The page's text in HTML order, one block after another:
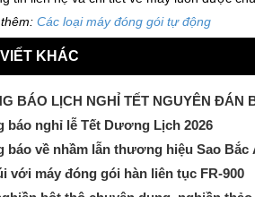
Các loại máy đóng gói tự động
KHÁC
BÁO LỊCH NGHỈ TẾT NGUYÊN ĐÁN
báo nghỉ lễ Tết Dương Lịch 2026
báo về nhầm lẫn thương hiệu Sao Bắc
với máy đóng gói hàn liên tục FR-900